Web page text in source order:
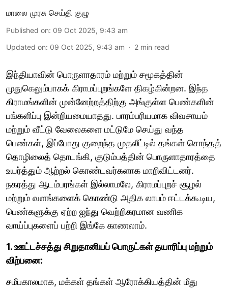
மாலை முரசு செய்தி குழு
Published on: 09 Oct 2025, 9:43 am
Updated on: 09 Oct 2025, 9:43 am 2 min read
இந்தியாவின் பொருளாதாரம் மற்றும் சமூகத்தின்
முதுகெலும்பாகக் கிராமப்புறங்களே திகழ்கின்றன. இந்த
கிராமங்களின் முன்னேற்றத்திற்கு அங்குள்ள பெண்களின்
பங்களிப்பு இன்றியமையாதது. பாரம்பரியமாக விவசாயம்
மற்றும் வீட்டு வேலைகளை மட்டுமே செய்து வந்த
பெண்கள், இப்போது குறைந்த முதலீட்டில் தங்கள் சொந்தத்
தொழிலைத் தொடங்கி, குடும்பத்தின் பொருளாதாரத்தை
உயர்த்தும் ஆற்றல் கொண்டவர்களாக மாறிவிட்டனர்.
நகரத்து ஆடம்பரங்கள் இல்லாமலே, கிராமப்புறச் சூழல்
மற்றும் வளங்களைக் கொண்டு அதிக லாபம் ஈட்டக்கூடிய,
பெண்களுக்கு ஏற்ற ஐந்து வெற்றிகரமான வணிக
வாய்ப்புகளைப் பற்றி இங்கே காணலாம்.
1. ஊட்டச்சத்து சிறுதானியப் பொருட்கள் தயாரிப்பு மற்றும்
விற்பனை:
சமீபகாலமாக, மக்கள் தங்கள் ஆரோக்கியத்தின் மீது